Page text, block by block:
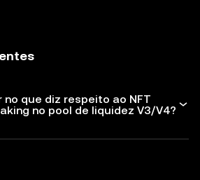
no que diz respeito ao NFT
no pool de liquidez V3/V4?